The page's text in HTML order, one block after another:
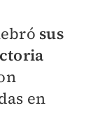
sus
en